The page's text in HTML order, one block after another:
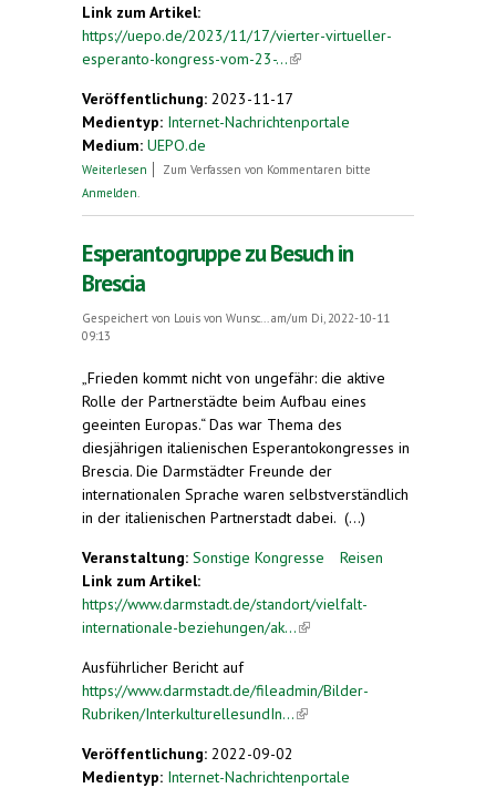
Link zum Artikel:
https://uepo.de/2023/11/17/vierter-virtueller-
esperanto-kongress-vom-23-...(link is external)
Veröffentlichung: 2023-11-17
Medientyp: Internet-Nachrichtenportale
Medium: UEPO.de
Weiterlesen über Vierter virtueller Esperanto-Kongress vom
Zum Verfassen von Kommentaren bitte
Anmelden
Esperantogruppe zu Besuch in
Brescia
Gespeichert von Louis von Wunsc...
am/um Di, 2022-10-11
09:13
„Frieden kommt nicht von ungefähr: die aktive
Rolle der Partnerstädte beim Aufbau eines
geeinten Europas.“ Das war Thema des
diesjährigen italienischen Esperantokongresses in
Brescia. Die Darmstädter Freunde der
internationalen Sprache waren selbstverständlich
in der italienischen Partnerstadt dabei. (...)
Veranstaltung: Sonstige Kongresse
Reisen
Link zum Artikel:
https://www.darmstadt.de/standort/vielfalt-
internationale-beziehungen/ak...(link is external)
Ausführlicher Bericht auf
https://www.darmstadt.de/fileadmin/Bilder-
Rubriken/InterkulturellesundIn...(link is external)
Veröffentlichung: 2022-09-02
Medientyp: Internet-Nachrichtenportale